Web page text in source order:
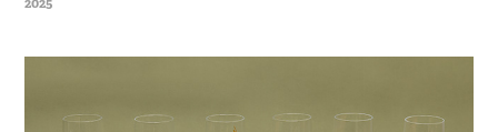
2025